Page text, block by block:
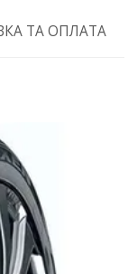
ТА ОПЛАТА